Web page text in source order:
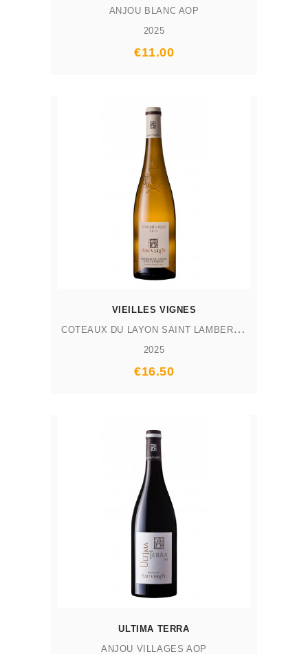
ANJOU BLANC AOP
2025
Prix
€11.00
VIEILLES VIGNES
C
OTEAUX DU LAYON SAINT LAMBERT AOP
2025
Prix
€16.50
ULTIMA TERRA
ANJOU VILLAGES AOP